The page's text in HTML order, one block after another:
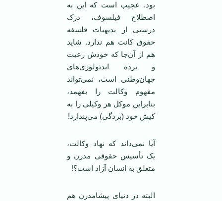
بود. عجیب است که این به
اصطلاح فیلسوف، درک
درستی از بدیهیات فلسفه
حقوق کانت هم ندارد. شاید
هم از آن‌جا که خودش رعیت
و برده ایدئولوژی‌های
جهان‌وطنی است، نمی‌تواند
مفهوم وکالت را بفهمد،
بنابراین موکل هر وکیلی را به
کیش خود (بردگی) می‌پندارد!
آیا نمی‌داند که نهاد وکالت،
یک تأسیس حقوقی مدرن و
متعلق به انسان آزاد است؟!
البته در دنیای پیشامدرن هم